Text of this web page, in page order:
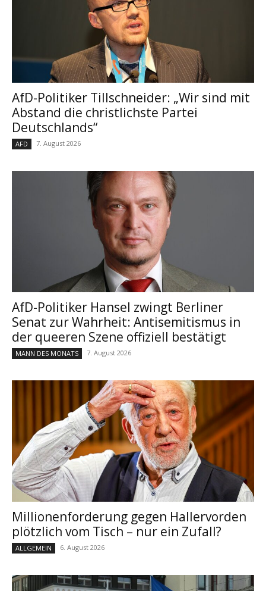
AfD-Politiker Tillschneider: „Wir sind mit
Abstand die christlichste Partei
Deutschlands“
AFD 7. August 2026
AfD-Politiker Hansel zwingt Berliner
Senat zur Wahrheit: Antisemitismus in
der queeren Szene offiziell bestätigt
MANN DES MONATS 7. August 2026
Millionenforderung gegen Hallervorden
plötzlich vom Tisch – nur ein Zufall?
ALLGEMEIN 6. August 2026